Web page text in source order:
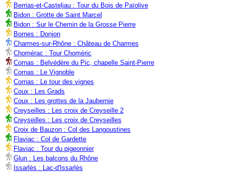
Berrias-et-Casteljau : Tour du Bois de Païolive
Bidon : Grotte de Saint Marcel
Bidon : Sur le Chemin de la Grosse Pierre
Bornes : Donjon
Charmes-sur-Rhône : Château de Charmes
Chomérac : Tour Choméric
Cornas : Belvédère du Pic, chapelle Saint-Pierre
Cornas : Le Vignoble
Cornas : Le tour des vignes
Coux : Les Grads
Coux : Les grottes de la Jaubernie
Creyseilles : Les croix de Creyseille 2
Creyseilles : Les croix de Creyseilles
Croix de Bauzon : Col des Langoustines
Flaviac : Col de Gardette
Flaviac : Tour du pigeonnier
Glun : Les balcons du Rhône
Issarlès : Lac-d'Issarlès